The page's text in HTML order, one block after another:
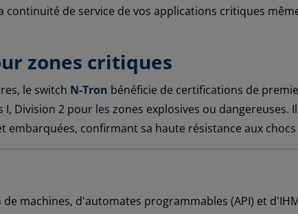
de service de vos applications critiques
zones critiques
le switch N-Tron bénéficie de certifications de
I, Division 2 pour les zones explosives ou dangereuses.
embarquées, confirmant sa haute résistance aux
machines, d'automates programmables (API) et